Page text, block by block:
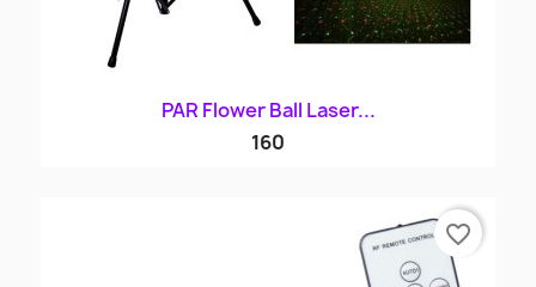
PAR Flower Ball Laser...
160
favorite_border